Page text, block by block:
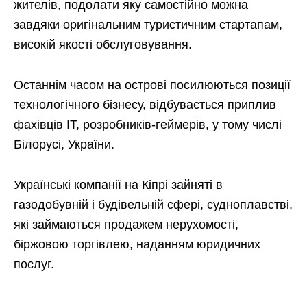
жителів, подолати яку самостійно можна
завдяки оригінальним туристичним стартапам,
високій якості обслуговування.
Останнім часом на острові посилюються позиції
технологічного бізнесу, відбувається приплив
фахівців IT, розробників-геймерів, у тому числі
Білорусі, України.
Українські компанії на Кіпрі зайняті в
газодобувній і будівельній сфері, судноплавстві,
які займаються продажем нерухомості,
біржовою торгівлею, наданням юридичних
послуг.